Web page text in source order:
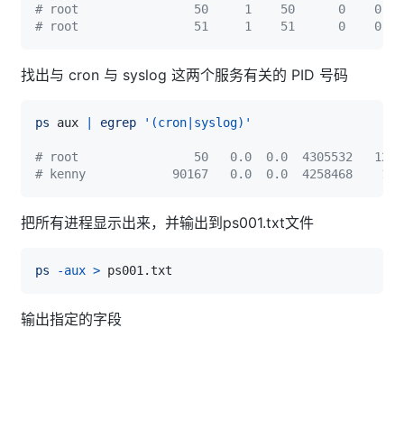
# root                50     1    50      0    0 Ss
# root                51     1    51      0    0 Ss
找出与 cron 与 syslog 这两个服务有关的 PID 号码
ps aux egrep '(cron|syslog)'
# root                50   0.0  0.0  4305532   1284
# kenny            90167   0.0  0.0  4258468    184
把所有进程显示出来，并输出到ps001.txt文件
ps -aux >
输出指定的字段